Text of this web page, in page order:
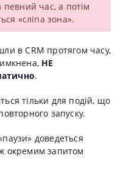
час, а потім
«сліпа зона».
в CRM протягом часу,
НЕ
.
тільки для подій, що
запуску.
доведеться
окремим запитом